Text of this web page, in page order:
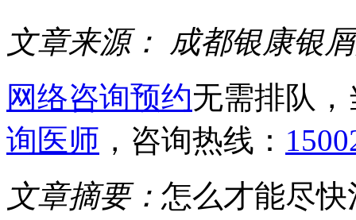
文章来源：
成都银康银
网络咨询预约无需排队
询医师 ，咨询热线：
文章摘要： 怎么才能尽